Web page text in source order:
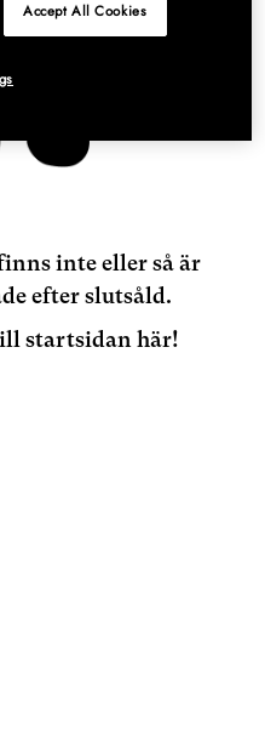
inte eller så är
efter slutsåld.
startsidan här!
Accept All Cookies